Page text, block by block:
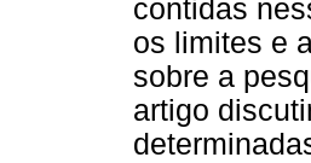
contidas
os limites e
sobre a
artigo